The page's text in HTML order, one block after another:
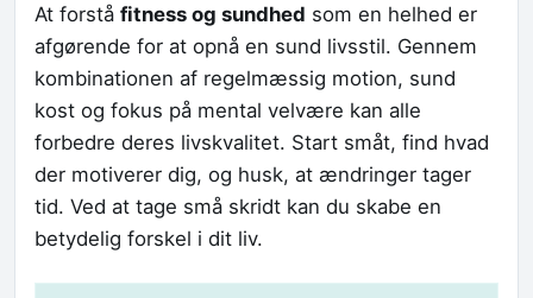
At forstå fitness og sundhed som en helhed er
afgørende for at opnå en sund livsstil. Gennem
kombinationen af regelmæssig motion, sund
kost og fokus på mental velvære kan alle
forbedre deres livskvalitet. Start småt, find hvad
der motiverer dig, og husk, at ændringer tager
tid. Ved at tage små skridt kan du skabe en
betydelig forskel i dit liv.